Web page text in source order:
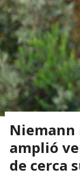
Niemann
amplió
de cerca